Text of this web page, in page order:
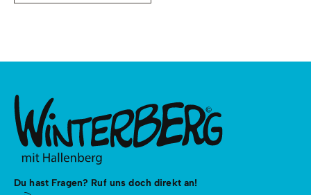
Du hast Fragen? Ruf uns doch direkt an!